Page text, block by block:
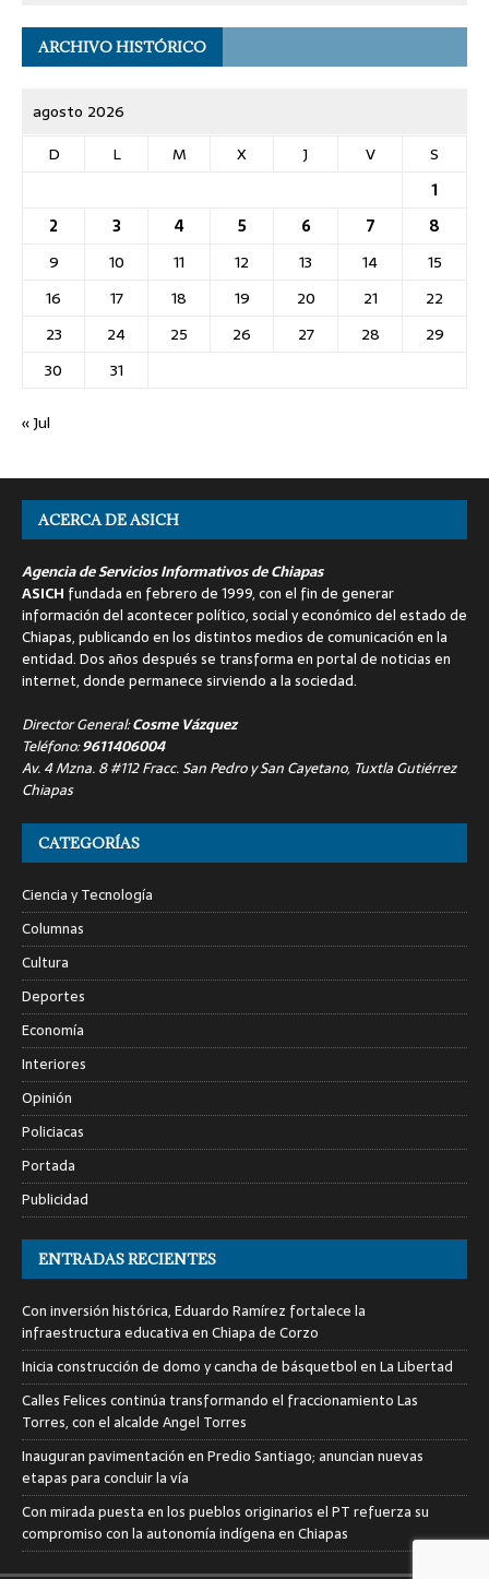
ARCHIVO HISTÓRICO
agosto 2026
D
L M X J V
S
1
2
3 4 5 6 7
8
9
10 11 12 13 14
15
16
17 18 19 20 21
22
23
24 25 26 27 28
29
30
31
« Jul
ACERCA DE ASICH
Agencia de Servicios Informativos de Chiapas
ASICH fundada en febrero de 1999, con el fin de generar
información del acontecer político, social y económico del estado de
Chiapas, publicando en los distintos medios de comunicación en la
entidad. Dos años después se transforma en portal de noticias en
internet, donde permanece sirviendo a la sociedad.
Director General:Cosme Vázquez
Teléfono:9611406004
Av. 4 Mzna. 8 #112 Fracc. San Pedro y San Cayetano, Tuxtla Gutiérrez
Chiapas
CATEGORÍAS
Ciencia y Tecnología
Columnas
Cultura
Deportes
Economía
Interiores
Opinión
Policiacas
Portada
Publicidad
ENTRADAS RECIENTES
Con inversión histórica, Eduardo Ramírez fortalece la
infraestructura educativa en Chiapa de Corzo
Inicia construcción de domo y cancha de básquetbol en La Libertad
Calles Felices continúa transformando el fraccionamiento Las
Torres, con el alcalde Angel Torres
Inauguran pavimentación en Predio Santiago; anuncian nuevas
etapas para concluir la vía
Con mirada puesta en los pueblos originarios el PT refuerza su
compromiso con la autonomía indígena en Chiapas